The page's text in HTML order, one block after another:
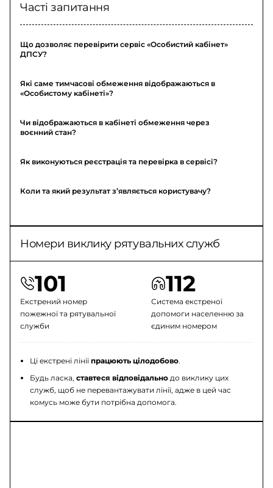
Часті запитання
Що дозволяє перевірити сервіс «Особистий кабінет»
ДПСУ?
Які саме тимчасові обмеження відображаються в
«Особистому кабінеті»?
Чи відображаються в кабінеті обмеження через
воєнний стан?
Як виконуються реєстрація та перевірка в сервісі?
Коли та який результат з’являється користувачу?
Номери виклику рятувальних служб
101
Екстрений номер
пожежної та рятувальної
служби
112
Система екстреної
допомоги населенню за
єдиним номером
Ці екстрені лініїпрацюють цілодобово.
Будь ласка,ставтеся відповідально до виклику цих
служб, щоб не перевантажувати лінії, адже в цей час
комусь може бути потрібна допомога.